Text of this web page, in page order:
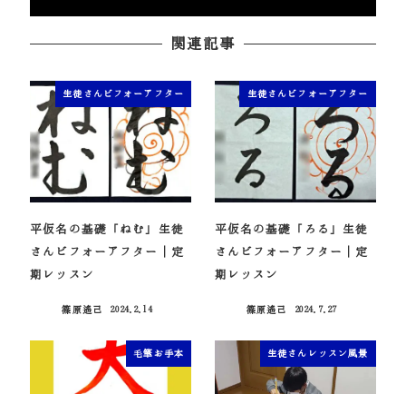
関連記事
生徒さんビフォーアフター
平仮名の基礎「ねむ」生徒
さんビフォーアフター｜定
期レッスン
篠原遙己
2024.2.14
生徒さんビフォーアフター
平仮名の基礎「ろる」生徒
さんビフォーアフター｜定
期レッスン
篠原遙己
2024.7.27
毛筆お手本 生徒さんレッスン風景